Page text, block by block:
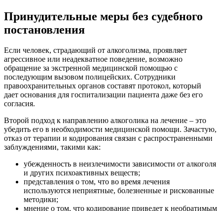
Принудительные меры без судебного
постановления
Если человек, страдающий от алкоголизма, проявляет
агрессивное или неадекватное поведение, возможно
обращение за экстренной медицинской помощью с
последующим вызовом полицейских. Сотрудники
правоохранительных органов составят протокол, который
дает основания для госпитализации пациента даже без его
согласия.
Второй подход к направлению алкоголика на лечение – это
убедить его в необходимости медицинской помощи. Зачастую,
отказ от терапии и кодирования связан с распространенными
заблуждениями, такими как:
убежденность в неизлечимости зависимости от алкоголя
и других психоактивных веществ;
представления о том, что во время лечения
используются неприятные, болезненные и рискованные
методики;
мнение о том, что кодирование приведет к необратимым